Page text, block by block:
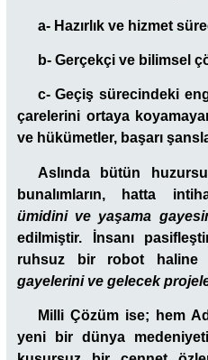
a- Hazırlık ve hizmet
b- Gerçekçi ve bilimsel
c- Geçiş sürecindeki
çarelerini ortaya
ve hükümetler, başarı
Aslında bütün
bunalımların, hatta
ümidini ve yaşama
edilmiştir. İnsanı
ruhsuz bir robot
gayelerini ve gelecek
Milli Çözüm ise; hem
yeni bir dünya